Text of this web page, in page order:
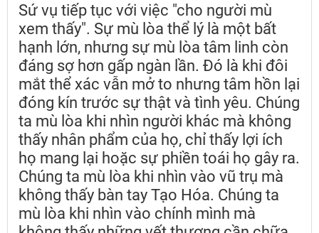
Sứ vụ tiếp tục với việc "cho người mù
xem thấy". Sự mù lòa thể lý là một bất
hạnh lớn, nhưng sự mù lòa tâm linh còn
đáng sợ hơn gấp ngàn lần. Đó là khi đôi
mắt thể xác vẫn mở to nhưng tâm hồn lại
đóng kín trước sự thật và tình yêu. Chúng
ta mù lòa khi nhìn người khác mà không
thấy nhân phẩm của họ, chỉ thấy lợi ích
họ mang lại hoặc sự phiền toái họ gây ra.
Chúng ta mù lòa khi nhìn vào vũ trụ mà
không thấy bàn tay Tạo Hóa. Chúng ta
mù lòa khi nhìn vào chính mình mà